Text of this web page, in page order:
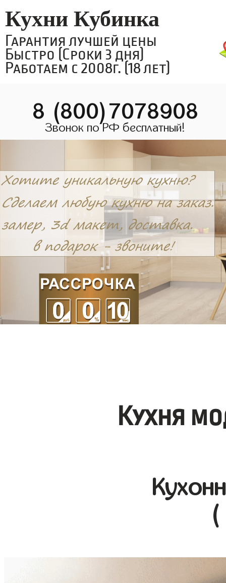
Кухни Кубинка
Гарантия лучшей цены
Быстро (Сроки 3 дня)
Работаем с 2008г. (18 лет)
8 (800)7078908
Звонок по РФ бесплатный!
Кухня
(